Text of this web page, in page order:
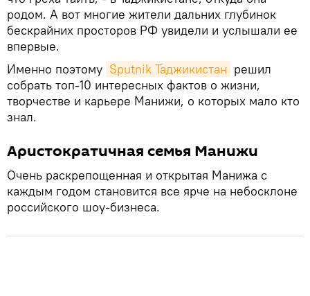
родом. А вот многие жители дальних глубинок
бескрайних просторов РФ увидели и услышали ее
впервые.
Именно поэтому Sputnik Таджикистан решил
собрать топ-10 интересных фактов о жизни,
творчестве и карьере Манижи, о которых мало кто
знал.
Аристократичная семья Манижи
Очень раскрепощенная и открытая Манижа с
каждым годом становится все ярче на небосклоне
российского шоу-бизнеса.